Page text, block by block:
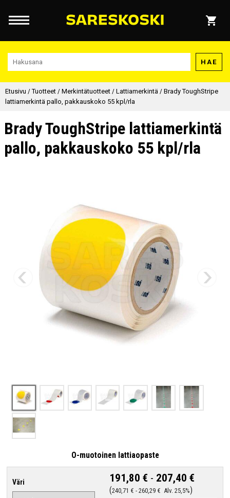
HAE
Etusivu /Tuotteet / Merkintätuotteet / Lattiamerkintä / Brady ToughStripe
lattiamerkintä pallo, pakkauskoko 55 kpl/rla
Brady ToughStripe lattiamerkintä
pallo, pakkauskoko 55 kpl/rla
O-muotoinen lattiaopaste
Väri 191,80 € - 207,40 €
240,71 € -260,29 € Alv. 25,5%